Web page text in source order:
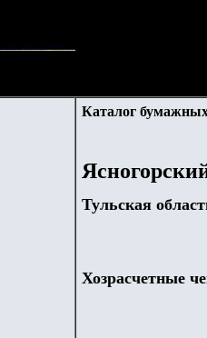
Каталог
Тульская
Хозрасчетные